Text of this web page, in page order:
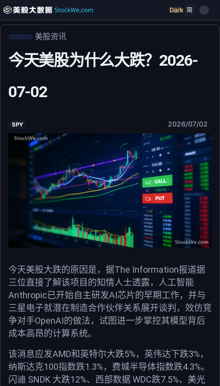
Dark 简
美股资讯
今天美股为什么大跌？2026-
07-02
SPY 2026/07/02
今天美股大跌的原因是，据The Information报道据
三位直接了解该项目的知情人士透露，人工智能
Anthropic已开始自主研发AI芯片的早期工作，并与
三星电子就潜在制造合作伙伴关系展开谈判，效仿竞
争对手OpenAI的做法，试图进一步掌控其模型背后
成本高昂的计算系统。
该消息应发AMD和英特尔大跌5% ，英伟达下跌3% ，
纳斯达克100指数跌1.3% ，费城半导体指数跌4.3%。
闪迪 SNDK 大跌12%、西部数据 WDC跌7.5%、美光